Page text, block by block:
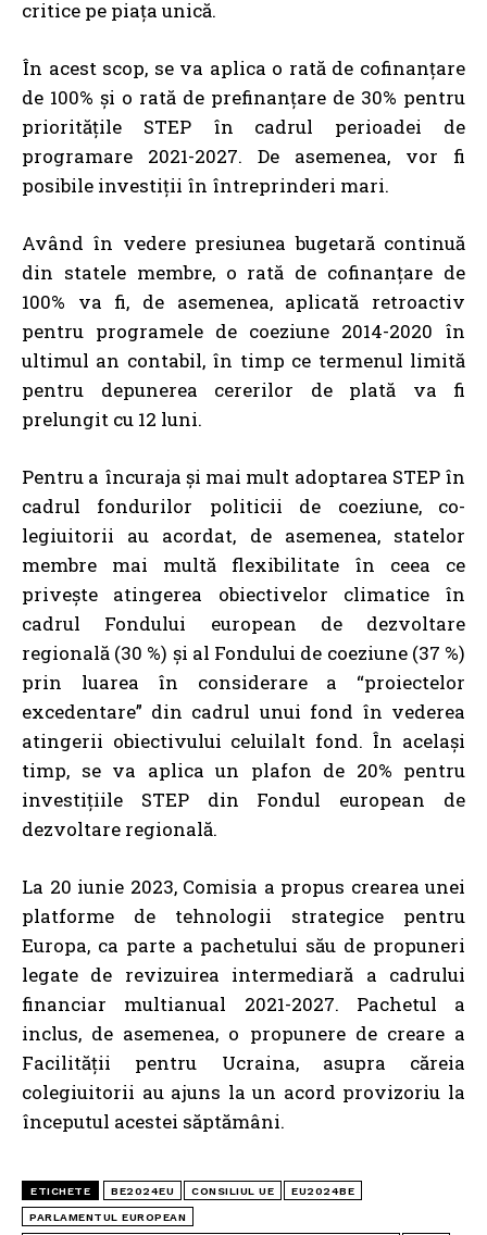
critice pe piața unică.
În acest scop, se va aplica o rată de cofinanțare
de 100% și o rată de prefinanțare de 30% pentru
prioritățile STEP în cadrul perioadei de
programare 2021-2027. De asemenea, vor fi
posibile investiții în întreprinderi mari.
Având în vedere presiunea bugetară continuă
din statele membre, o rată de cofinanțare de
100% va fi, de asemenea, aplicată retroactiv
pentru programele de coeziune 2014-2020 în
ultimul an contabil, în timp ce termenul limită
pentru depunerea cererilor de plată va fi
prelungit cu 12 luni.
Pentru a încuraja și mai mult adoptarea STEP în
cadrul fondurilor politicii de coeziune, co-
legiuitorii au acordat, de asemenea, statelor
membre mai multă flexibilitate în ceea ce
privește atingerea obiectivelor climatice în
cadrul Fondului european de dezvoltare
regională (30 %) și al Fondului de coeziune (37 %)
prin luarea în considerare a “proiectelor
excedentare” din cadrul unui fond în vederea
atingerii obiectivului celuilalt fond. În același
timp, se va aplica un plafon de 20% pentru
investițiile STEP din Fondul european de
dezvoltare regională.
La 20 iunie 2023, Comisia a propus crearea unei
platforme de tehnologii strategice pentru
Europa, ca parte a pachetului său de propuneri
legate de revizuirea intermediară a cadrului
financiar multianual 2021-2027. Pachetul a
inclus, de asemenea, o propunere de creare a
Facilității pentru Ucraina, asupra căreia
colegiuitorii au ajuns la un acord provizoriu la
începutul acestei săptămâni.
ETICHETE BE2024EU CONSILIUL UE EU2024BE
PARLAMENTUL EUROPEAN